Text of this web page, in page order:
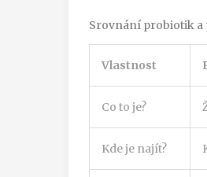
Srovnání probiotik
Vlastnost
Co to je?
Kde je najít?